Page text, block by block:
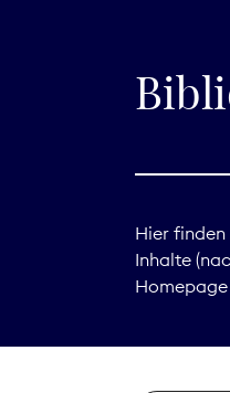
Hier finden
Inhalte